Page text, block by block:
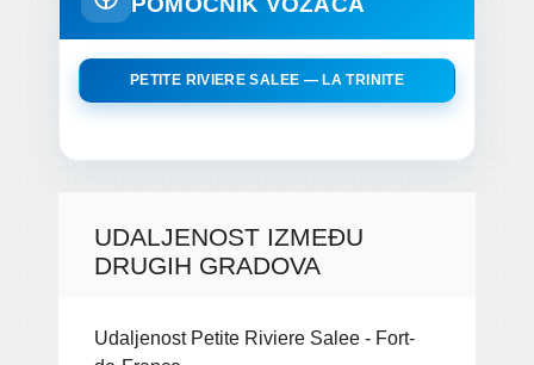
PETITE RIVIERE SALEE — LA TRINITE
UDALJENOST IZMEĐU
DRUGIH GRADOVA
Udaljenost Petite Riviere Salee - Fort-